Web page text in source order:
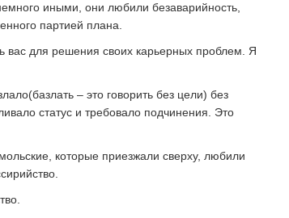
иными, они любили безаварийность,
партией плана.
вас для решения своих карьерных проблем. Я
– это говорить без цели) без
статус и требовало подчинения. Это
которые приезжали сверху, любили